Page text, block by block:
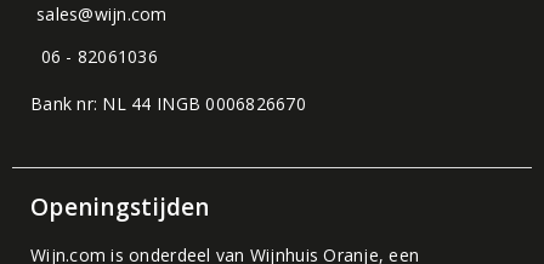
sales@wijn.com
06 - 82061036
Bank nr: NL 44 INGB 0006826670
Openingstijden
Wijn.com is onderdeel van Wijnhuis Oranje, een